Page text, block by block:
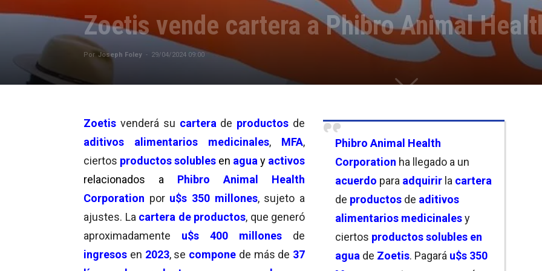
Zoetis vende cartera a Phibro Animal
Por Joseph Foley - 29/04/2024 09:00
Phibro Animal Health
Corporation ha llegado a un
acuerdo para adquirir la cartera
de productos de aditivos
alimentarios medicinalesy
ciertos productos solubles en
agua de Zoetis. Pagará u$s 350
Zoetis venderá su cartera de productos de
aditivos alimentarios medicinales, MFA,
ciertos productossolubles en agua y activos
relacionados a Phibro Animal Health
Corporation por u$s 350 millones, sujeto a
ajustes. La cartera de productos, que generó
aproximadamente u$s 400 millones
de
ingresos en 2023, se compone de más de 37